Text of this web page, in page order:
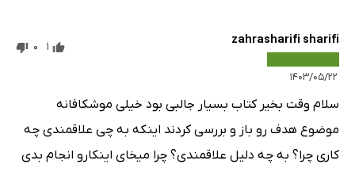
zahrasharifi sharifi
۱۴۰۳/۰۵/۲۲
1
0
سلام وقت بخیر کتاب بسیار جالبی بود خیلی موشکافانه
موضوع هدف رو باز و بررسی کردند اینکه به چی علاقمندی چه
کاری چرا؟ به چه دلیل علاقمندی؟ چرا میخای اینکارو انجام بدی